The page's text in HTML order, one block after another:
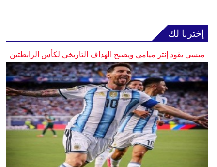
إخترنا لك
ميسي يقود إنتر ميامي ويصبح الهداف التاريخي لكأس الرابطتين